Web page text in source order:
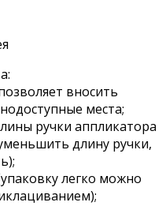
вносить
места;
ручки аппликатора
длину ручки,
легко можно